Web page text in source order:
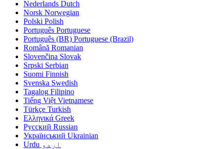
Nederlands Dutch
Norsk Norwegian
Polski Polish
Português Portuguese
Português (BR) Portuguese (Brazil)
Română Romanian
Slovenčina Slovak
Srpski Serbian
Suomi Finnish
Svenska Swedish
Tagalog Filipino
Tiếng Việt Vietnamese
Türkçe Turkish
Ελληνικά Greek
Русский Russian
Український Ukrainian
اردو Urdu